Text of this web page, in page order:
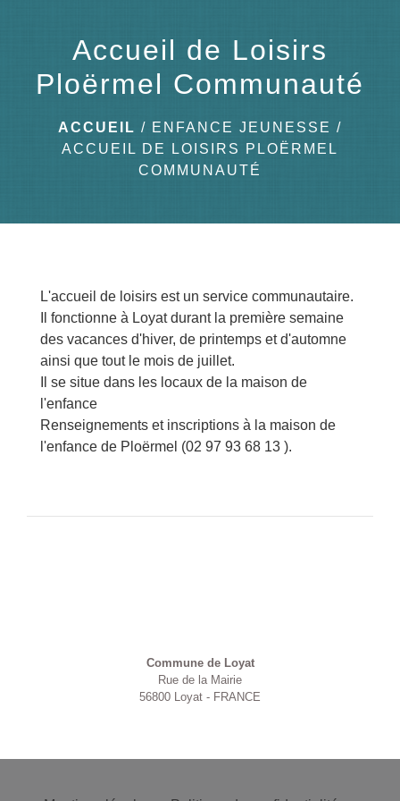
Accueil de Loisirs
Ploërmel Communauté
ACCUEIL / ENFANCE JEUNESSE /
ACCUEIL DE LOISIRS PLOËRMEL
COMMUNAUTÉ
L'accueil de loisirs est un service communautaire.
Il fonctionne à Loyat durant la première semaine
des vacances d'hiver, de printemps et d'automne
ainsi que tout le mois de juillet.
Il se situe dans les locaux de la maison de
l'enfance
Renseignements et inscriptions à la maison de
l'enfance de Ploërmel (02 97 93 68 13 ).
Commune de Loyat
Rue de la Mairie
56800 Loyat - FRANCE